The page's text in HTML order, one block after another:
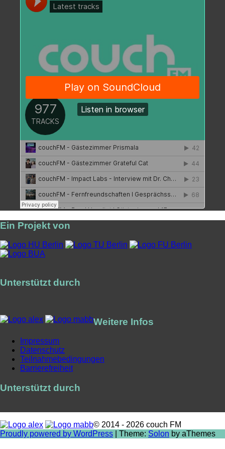
Ein Projekt von
Unterstützt durch
Weitere Infos
Impressum
Datenschutz
Teilnahmebedingungen
Barrierefreiheit
Unterstützt durch
© 2014 - 2026 couch FM
Proudly powered by WordPress
Theme: Solon by aThemes